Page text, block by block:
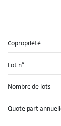
WC
chambre
Copropriété
Lot n°
Nombre de lots
Quote part